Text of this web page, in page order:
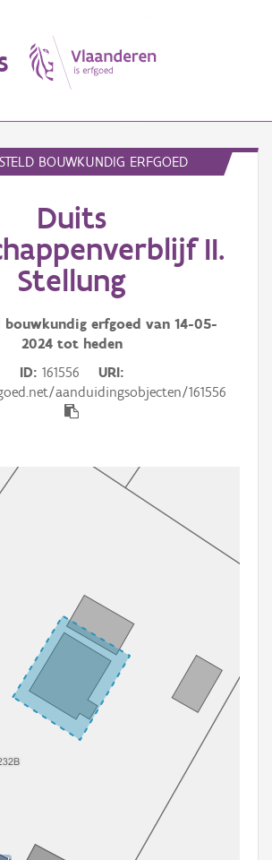
BOUWKUNDIG ERFGOED
Duits
II.
Stellung
bouwkundig erfgoed van 14-05-
2024tot heden
ID 161556
URI
aanduidingsobjecten/161556